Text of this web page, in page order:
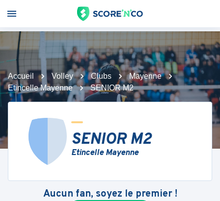
Accueil Volley Clubs
Mayenne
Etincelle Mayenne
SENIOR M2
SENIOR M2
Etincelle Mayenne
Aucun fan, soyez le premier !